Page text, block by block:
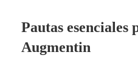
Pautas esenciales
Augmentin